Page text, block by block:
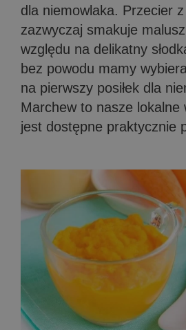
dla niemowlaka. Przecier
zazwyczaj smakuje
względu na delikatny
bez powodu mamy
na pierwszy posiłek dla
Marchew to nasze lokalne
jest dostępne praktycznie